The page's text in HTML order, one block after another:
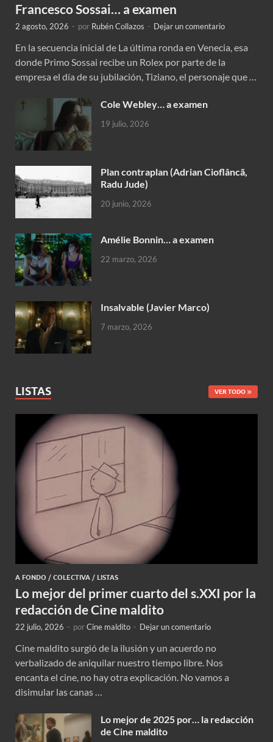
Francesco Sossai… a examen
2 agosto, 2026 - por Rubén Collazos - Dejar un comentario
En la secuencia inicial de La última ronda en Venecia, esa
donde Primo Sossai recibe un Rolex por parte de la
empresa el día de su jubilación, Tiziano, el personaje que …
Cole Webley… a examen
19 julio, 2026
Plan contraplan (Adrian Cioflâncã,
Radu Jude)
20 junio, 2026
Amélie Bonnin… a examen
22 marzo, 2026
Insalvable (Javier Marco)
7 marzo, 2026
LISTAS VER TODO
A FONDO / COLECTIVA / LISTAS
Lo mejor del primer cuarto del s.XXI por la
redacción de Cine maldito
22 julio, 2026 - porCine maldito - Dejar un comentario
Cine maldito surgió de la ilusión y un acuerdo no
verbalizado de aniquilar nuestro tiempo libre. Nos
encanta el cine, no hay otra explicación. No vamos a
disimular las canas …
Lo mejor de 2025 por… la redacción
de Cine maldito